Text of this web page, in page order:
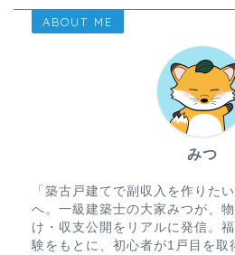
ABOUT ME
みつ
「築古戸建てで副収入を作りた
へ。一級建築士の大家みつが、
け・収支公開をリアルに発信。
験をもとに、初心者が1戸目を取